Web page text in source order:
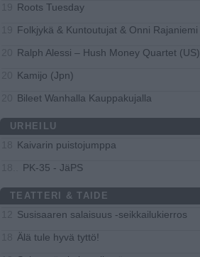
Roots Tuesday
Folkjykä & Kuntoutujat & Onni Rajaniemi
Ralph Alessi – Hush Money Quartet (US)
Kamijo (Jpn)
Bileet Wanhalla Kauppakujalla
URHEILU
Kaivarin puistojumppa
PK-35 - JäPS
TEATTERI & TAIDE
Susisaaren salaisuus -seikkailukierros
Älä tule hyvä tyttö!